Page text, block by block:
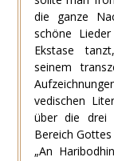
die ganze
schöne
Ekstase
seinem
vedischen
über die drei
Bereich
„An